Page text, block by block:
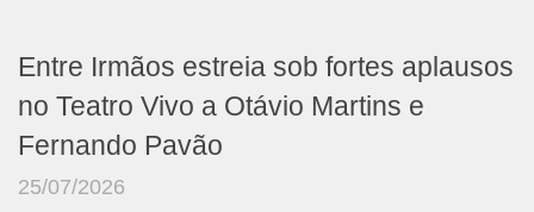
Entre Irmãos estreia sob fortes aplausos
no Teatro Vivo a Otávio Martins e
Fernando Pavão
25/07/2026